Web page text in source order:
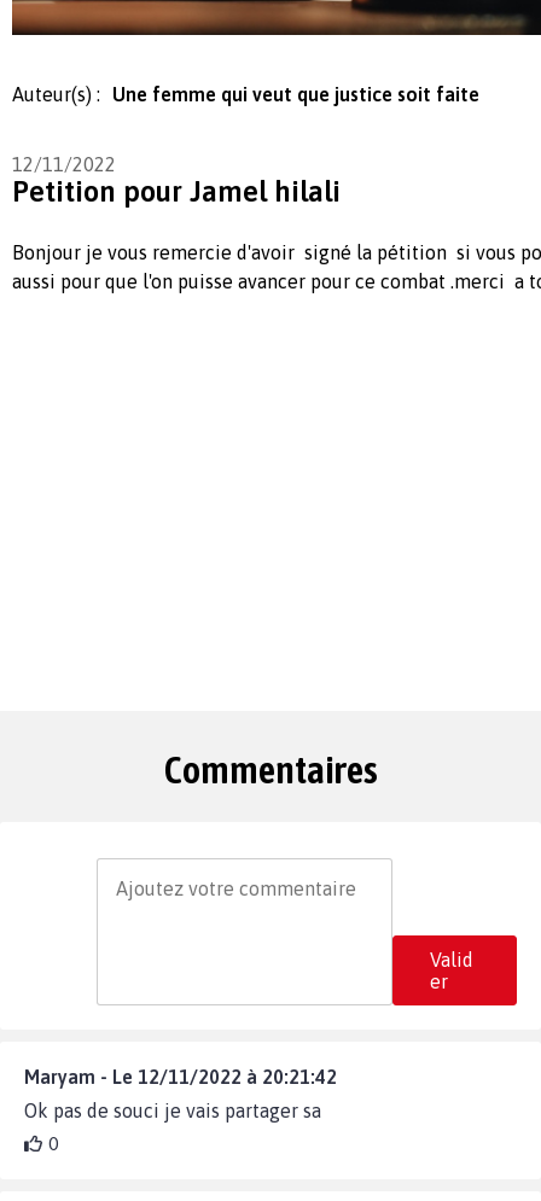
Auteur(s) : Une femme qui veut que justice soit faite
12/11/2022
Petition pour Jamel hilali
Bonjour je vous remercie d'avoir signé la pétition si vous
aussi pour que l'on puisse avancer pour ce combat .merci a
Commentaires
Valid
er
Maryam - Le 12/11/2022 à 20:21:42
Ok pas de souci je vais partager sa
0